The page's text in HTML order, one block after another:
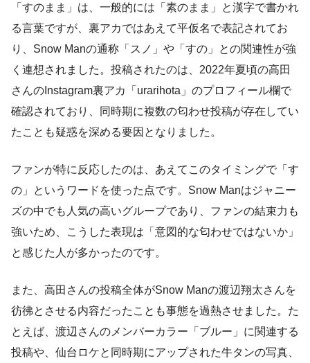
「すのまま」は、一般的には「素のまま」と漢字で書かれ
る言葉ですが、裏アカではあえて平仮名で表記されてお
り、Snow Manの通称「スノ」や「すの」との関連性が強
く連想されました。投稿されたのは、2022年夏頃の高田
さんのInstagram裏アカ「urarihota」のプロフィール欄で
確認されており、同時期に複数の匂わせ投稿が存在してい
たことも疑惑を深める要因となりました。
ファンが特に反応したのは、あえてこのタイミングで「す
の」というワードを使った点です。Snow Manはジャニー
ズの中でも人気の高いグループであり、ファンの結束力も
強いため、こうした表現は「意図的な匂わせではないか」
と感じた人が多かったのです。
また、高田さんの投稿全体がSnow Manの渡辺翔太さんを
彷彿とさせる内容だったことも事態を過熱させました。た
とえば、渡辺さんのメンバーカラー「ブルー」に関連する
投稿や、仙台ロケと同時期にアップされた牛タンの写真、